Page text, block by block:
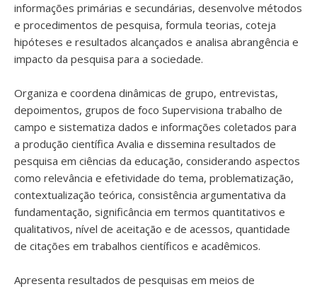
informações primárias e secundárias, desenvolve métodos
e procedimentos de pesquisa, formula teorias, coteja
hipóteses e resultados alcançados e analisa abrangência e
impacto da pesquisa para a sociedade.
Organiza e coordena dinâmicas de grupo, entrevistas,
depoimentos, grupos de foco Supervisiona trabalho de
campo e sistematiza dados e informações coletados para
a produção científica Avalia e dissemina resultados de
pesquisa em ciências da educação, considerando aspectos
como relevância e efetividade do tema, problematização,
contextualização teórica, consistência argumentativa da
fundamentação, significância em termos quantitativos e
qualitativos, nível de aceitação e de acessos, quantidade
de citações em trabalhos científicos e acadêmicos.
Apresenta resultados de pesquisas em meios de